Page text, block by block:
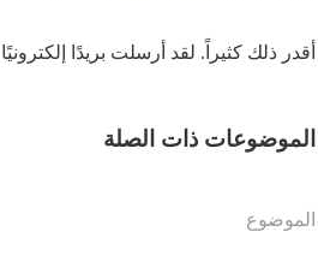
أقدر ذلك كثيراً. لقد أرسلت بريدًا
الموضوعات ذات الصلة
الموضوع